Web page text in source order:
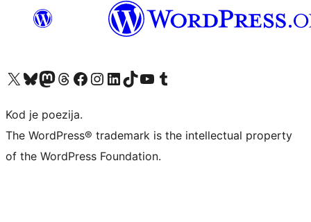
Visit our X (formerly Twitter) account
Visit our Bluesky account
Visit our Mastodon account
Visit our Threads account
Visit our Facebook page
Visit our Instagram account
Visit our LinkedIn account
Visit our TikTok account
Visit our YouTube channel
Visit our Tumblr account
Kod je poezija.
The WordPress® trademark is the intellectual property
of the WordPress Foundation.